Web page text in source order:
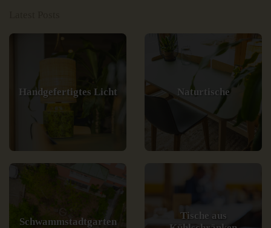
Handgefertigtes Licht Naturtische
Schwammstadtgarten
Tische aus